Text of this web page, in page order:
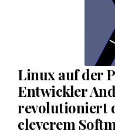
Linux auf der
Entwickler
revolutioniert
cleverem